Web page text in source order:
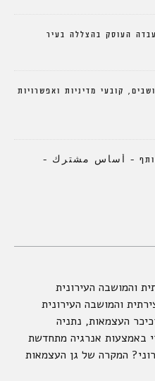
קובעי מדיניות ואפשרויות
– أساس مشترك –
והמושבה העירונית
והמושבה העירונית
העצמאות, נתניה
באמצעות אנרגיה מתחדשת
המקרה של גן העצמאות